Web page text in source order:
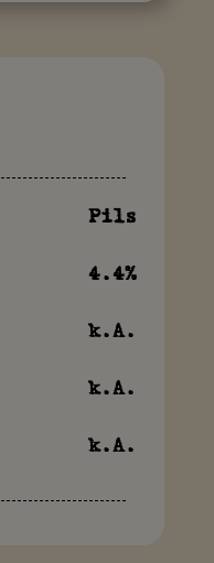
Pils
4.4%
k.A.
k.A.
k.A.